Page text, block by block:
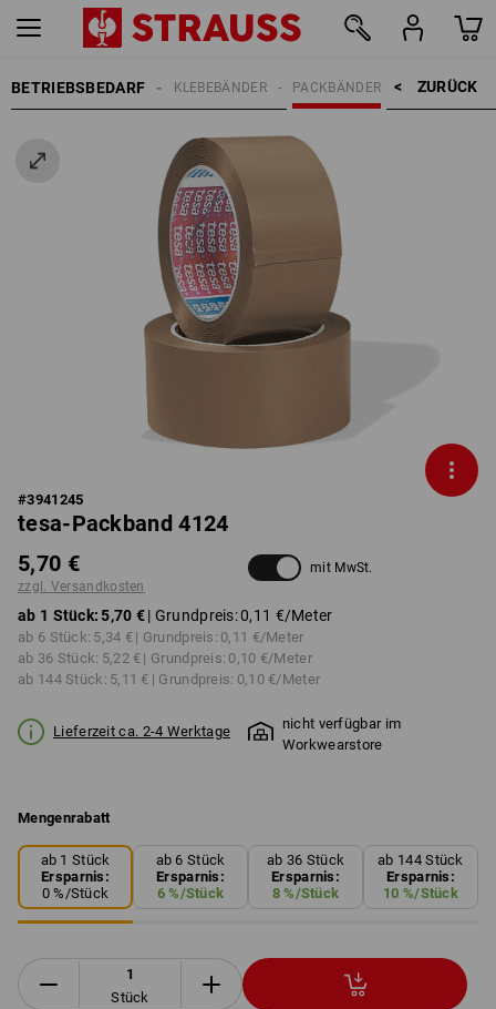
BETRIEBSBEDARF ZURÜCK    >
PACKBÄNDER
KLEBEBÄNDER
#3941245
tesa-Packband 4124
5,70 €
zzgl. Versandkosten
mit MwSt.
ab 1 Stück: 5,70 €| Grundpreis:0,11 €/Meter
ab 6 Stück: 5,34 € | Grundpreis: 0,11 €/Meter
ab 36 Stück: 5,22 € | Grundpreis: 0,10 €/Meter
ab 144 Stück: 5,11 € | Grundpreis: 0,10 €/Meter
Lieferzeit ca. 2-4 Werktage
nicht verfügbar im
Workwearstore
Mengenrabatt
ab 1 Stück
Ersparnis:
0%/Stück
ab 6 Stück
Ersparnis:
6%/Stück
ab 36 Stück
Ersparnis:
8%/Stück
ab 144 Stück
Ersparnis:
10 %/Stück
Stück